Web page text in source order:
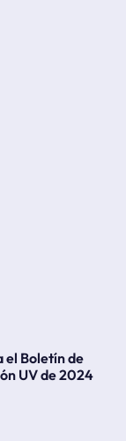
el Boletín de
UV de 2024